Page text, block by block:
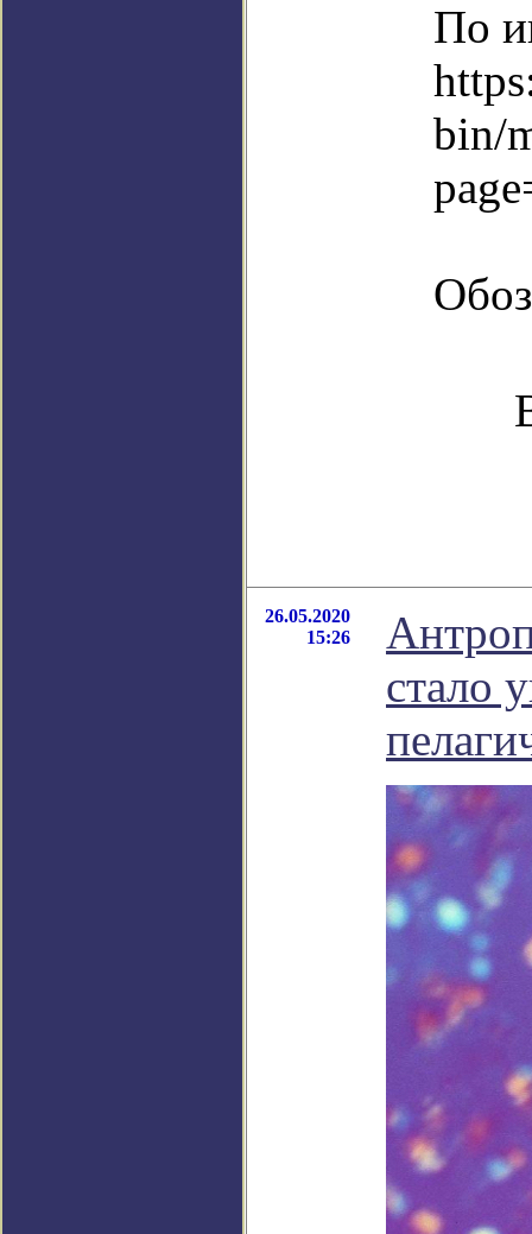
По
bin/
26.05.2020
15:26
стало